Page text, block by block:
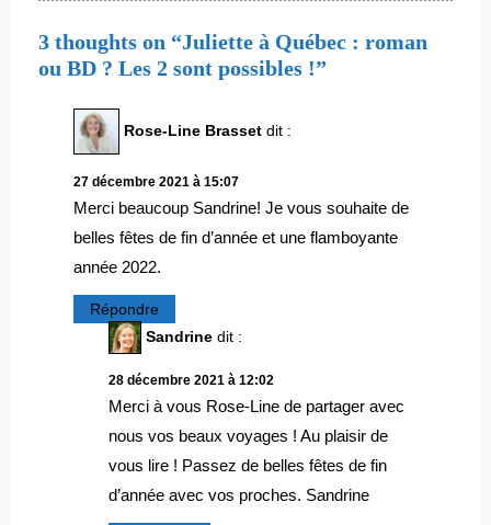
3 thoughts on “Juliette à Québec : roman
ou BD ? Les 2 sont possibles !”
Rose-Line Brasset dit :
27 décembre 2021 à 15:07
Merci beaucoup Sandrine! Je vous souhaite de
belles fêtes de fin d’année et une flamboyante
année 2022.
Répondre
Sandrine dit :
28 décembre 2021 à 12:02
Merci à vous Rose-Line de partager avec
nous vos beaux voyages ! Au plaisir de
vous lire ! Passez de belles fêtes de fin
d’année avec vos proches. Sandrine